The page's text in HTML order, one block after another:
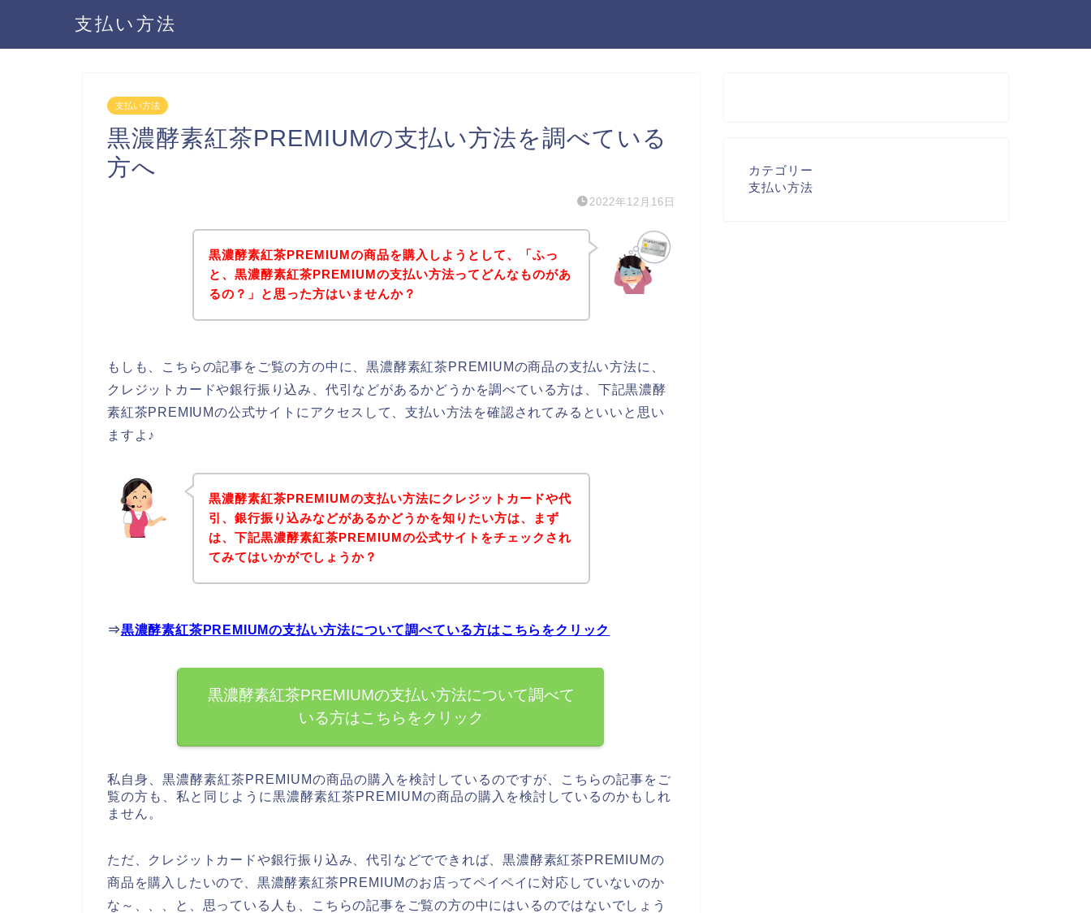
支払い方法
支払い方法
黒濃酵素紅茶PREMIUMの支払い方法を調べている
方へ
2022年12月16日
黒濃酵素紅茶PREMIUMの商品を購入しようとして、「ふっ
と、黒濃酵素紅茶PREMIUMの支払い方法ってどんなものがあ
るの？」と思った方はいませんか？
もしも、こちらの記事をご覧の方の中に、黒濃酵素紅茶PREMIUMの商品の支払い方法に、
クレジットカードや銀行振り込み、代引などがあるかどうかを調べている方は、下記黒濃酵
素紅茶PREMIUMの公式サイトにアクセスして、支払い方法を確認されてみるといいと思い
ますよ♪
黒濃酵素紅茶PREMIUMの支払い方法にクレジットカードや代
引、銀行振り込みなどがあるかどうかを知りたい方は、まず
は、下記黒濃酵素紅茶PREMIUMの公式サイトをチェックされ
てみてはいかがでしょうか？
⇒黒濃酵素紅茶PREMIUMの支払い方法について調べている方はこちらをクリック
黒濃酵素紅茶PREMIUMの支払い方法について調べて
いる方はこちらをクリック
私自身、黒濃酵素紅茶PREMIUMの商品の購入を検討しているのですが、こちらの記事をご
覧の方も、私と同じように黒濃酵素紅茶PREMIUMの商品の購入を検討しているのかもしれ
ません。
ただ、クレジットカードや銀行振り込み、代引などでできれば、黒濃酵素紅茶PREMIUMの
商品を購入したいので、黒濃酵素紅茶PREMIUMのお店ってペイペイに対応していないのか
な～、、、と、思っている人も、こちらの記事をご覧の方の中にはいるのではないでしょう
カテゴリー
支払い方法